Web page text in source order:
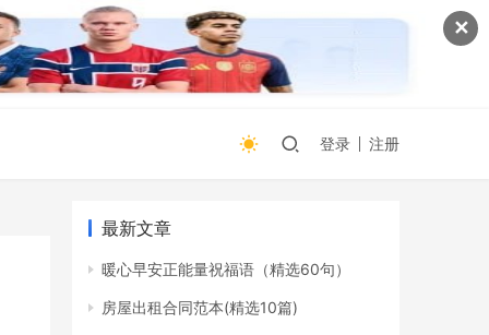
✕
登录 注册
最新文章
暖心早安正能量祝福语（精选60句）
房屋出租合同范本(精选10篇)